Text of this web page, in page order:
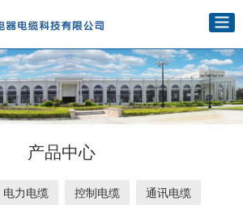
产品中心
电力电缆 控制电缆 通讯电缆